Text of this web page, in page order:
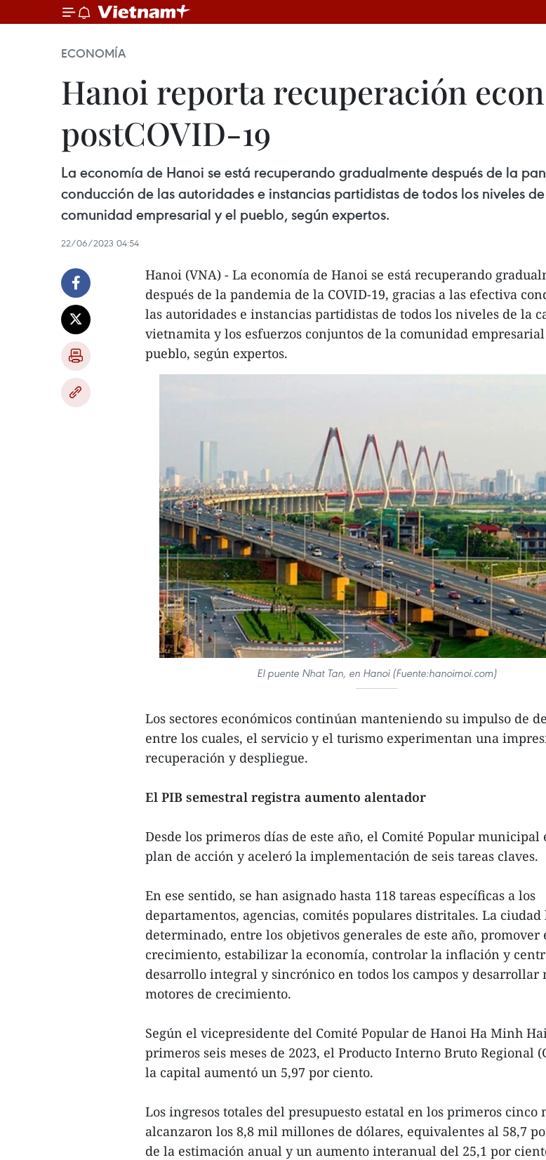
ECONOMÍA
Hanoi reporta recuperación
postCOVID-19
La economía de Hanoi se está recuperando gradualmente después de la
conducción de las autoridades e instancias partidistas de todos los niveles
comunidad empresarial y el pueblo, según expertos.
22/06/2023 04:54
Hanoi (VNA) - La economía de Hanoi se está recuperando
después de la pandemia de la COVID-19, gracias a las efectiva
las autoridades e instancias partidistas de todos los niveles de la
vietnamita y los esfuerzos conjuntos de la comunidad
pueblo, según expertos.
El puente Nhat Tan, en Hanoi (Fuente:hanoimoi.com)
Los sectores económicos continúan manteniendo su impulso de
entre los cuales, el servicio y el turismo experimentan una
recuperación y despliegue.
El PIB semestral registra aumento alentador
Desde los primeros días de este año, el Comité Popular
plan de acción y aceleró la implementación de seis tareas claves.
En ese sentido, se han asignado hasta 118 tareas específicas a los
departamentos, agencias, comités populares distritales. La ciudad
determinado, entre los objetivos generales de este año, promover
crecimiento, estabilizar la economía, controlar la inflación y
desarrollo integral y sincrónico en todos los campos y desarrollar
motores de crecimiento.
Según el vicepresidente del Comité Popular de Hanoi Ha Minh
primeros seis meses de 2023, el Producto Interno Bruto Regional
la capital aumentó un 5,97 por ciento.
Los ingresos totales del presupuesto estatal en los primeros cinco
alcanzaron los 8,8 mil millones de dólares, equivalentes al 58,7
de la estimación anual y un aumento interanual del 25,1 por